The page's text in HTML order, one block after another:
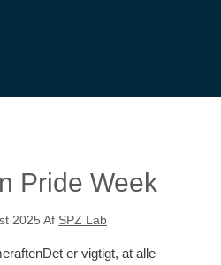
Pride Week
2025 Af SPZ Lab
Det er vigtigt, at alle